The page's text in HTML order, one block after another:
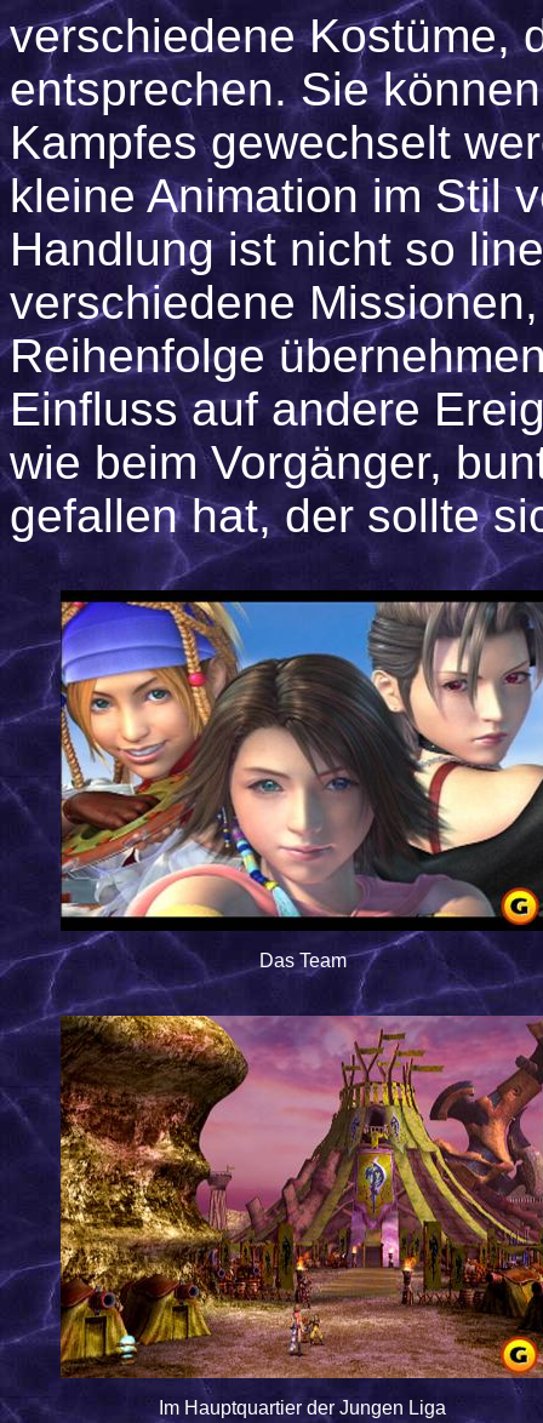
verschiedene Kostüme,
entsprechen. Sie
Kampfes gewechselt
kleine Animation im Stil
Handlung ist nicht so
verschiedene
Reihenfolge
Einfluss auf andere
wie beim Vorgänger,
gefallen hat, der sollte
Das Team
Im Hauptquartier der Jungen Liga